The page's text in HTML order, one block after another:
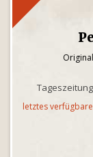
letztes